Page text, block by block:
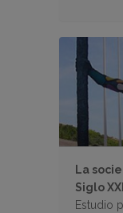
La
Siglo XXI
Estudio